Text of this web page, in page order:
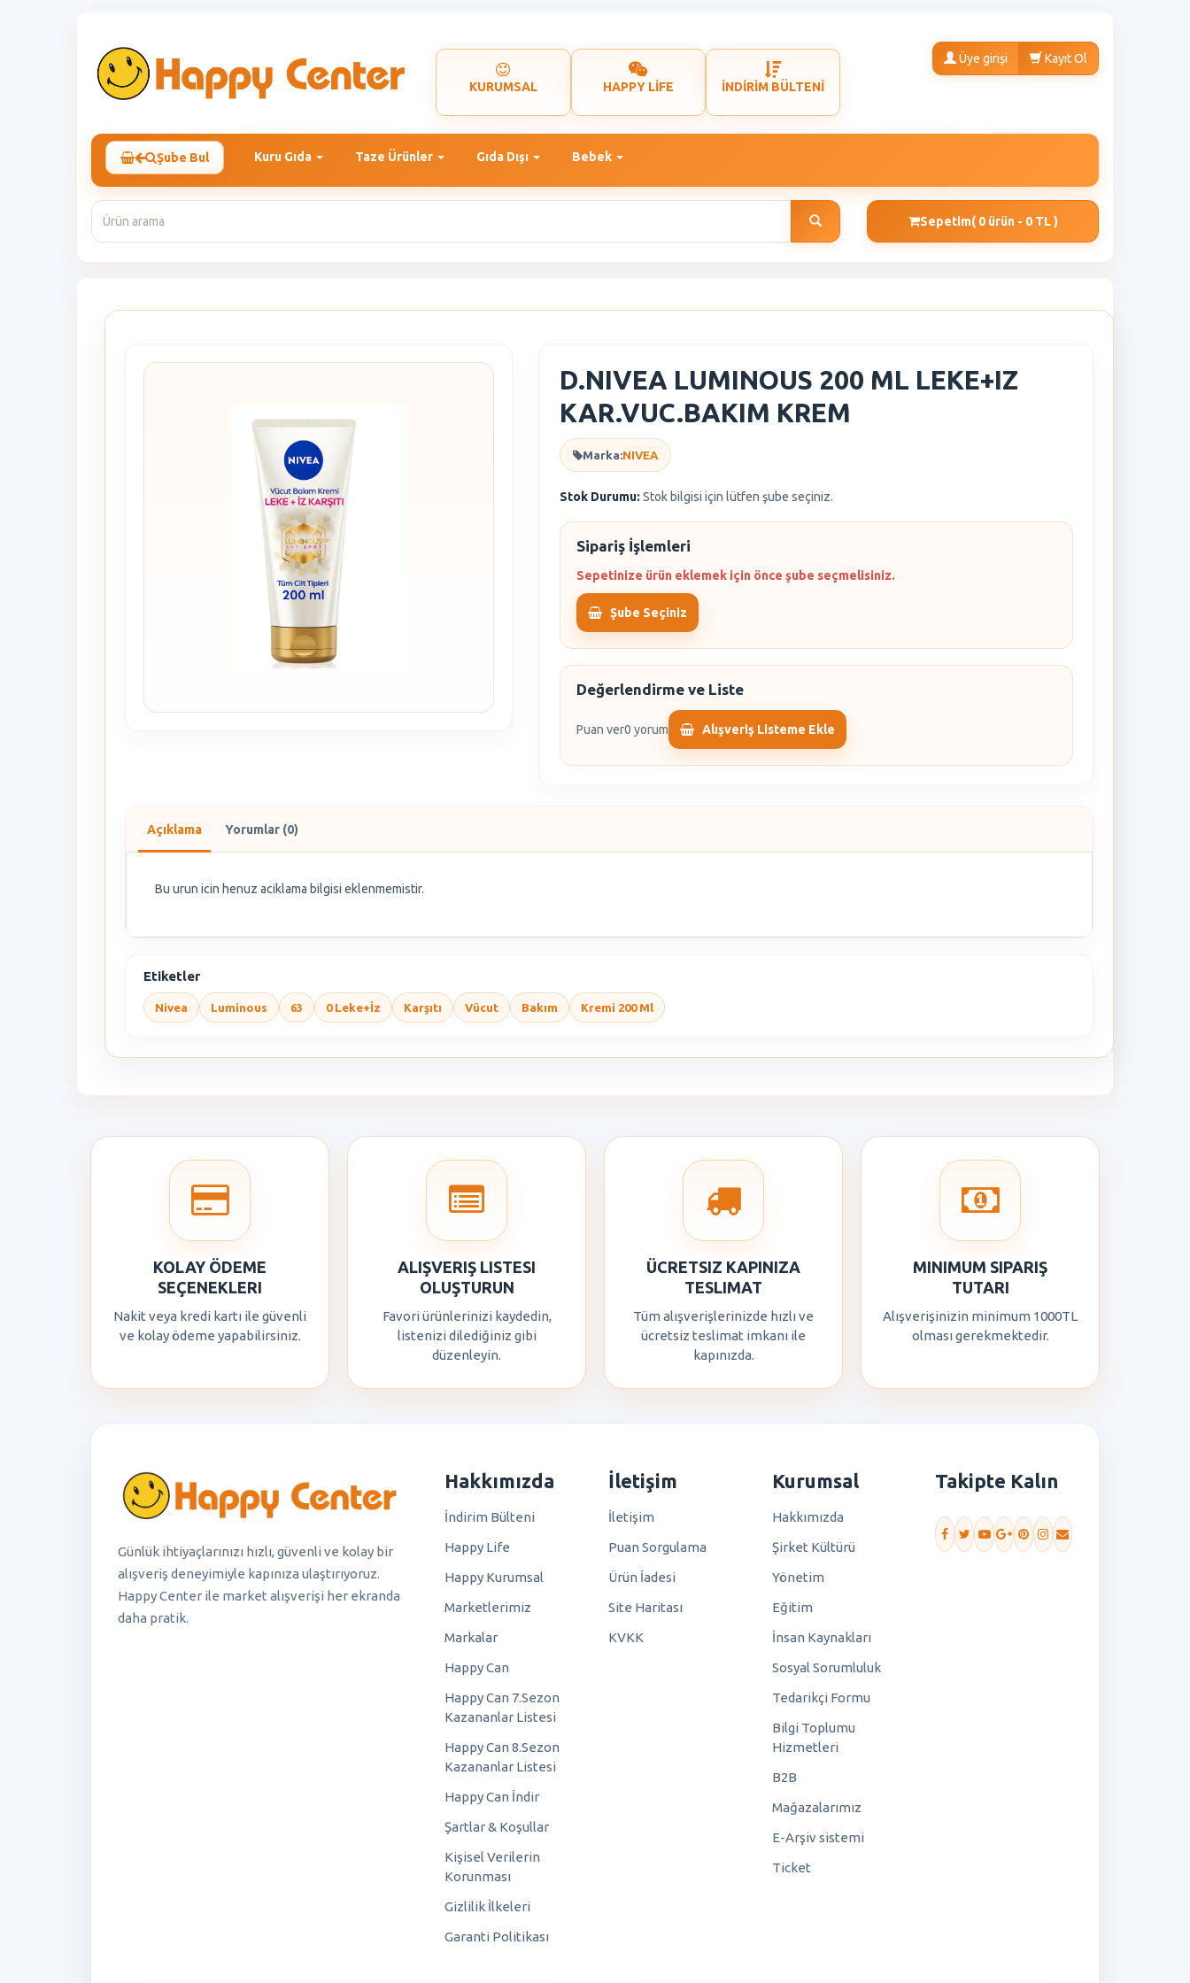
KURUMSAL HAPPY LİFE İNDİRİM BÜLTENİ
Üye girişi Kayıt Ol
Şube Bul Kuru Gıda Taze Ürünler Gıda Dışı Bebek
Sepetim( 0 ürün - 0 TL )
D.NIVEA LUMINOUS 200 ML LEKE+IZ
KAR.VUC.BAKIM KREM
Marka:NIVEA
Stok Durumu: Stok bilgisi için lütfen şube seçiniz.
Sipariş İşlemleri
Sepetinize ürün eklemek için önce şube seçmelisiniz.
Şube Seçiniz
Değerlendirme ve Liste
Puan ver0 yorum Alışveriş Listeme Ekle
Açıklama Yorumlar (0)
Bu urun icin henuz aciklama bilgisi eklenmemistir.
Etiketler
Nivea Luminous 63 0 Leke+İz Karşıtı Vücut Bakım Kremi 200 Ml
KOLAY ÖDEME
SEÇENEKLERI
Nakit veya kredi kartı ile güvenli
ve kolay ödeme yapabilirsiniz.
ALIŞVERIŞ LISTESI
OLUŞTURUN
Favori ürünlerinizi kaydedin,
listenizi dilediğiniz gibi
düzenleyin.
ÜCRETSIZ KAPINIZA
TESLIMAT
Tüm alışverişlerinizde hızlı ve
ücretsiz teslimat imkanı ile
kapınızda.
MINIMUM SIPARIŞ
TUTARI
Alışverişinizin minimum 1000TL
olması gerekmektedir.
Günlük ihtiyaçlarınızı hızlı, güvenli ve kolay bir
alışveriş deneyimiyle kapınıza ulaştırıyoruz.
Happy Center ile market alışverişi her ekranda
daha pratik.
Hakkımızda
İndirim Bülteni
Happy Life
Happy Kurumsal
Marketlerimiz
Markalar
Happy Can
Happy Can 7.Sezon
Kazananlar Listesi
Happy Can 8.Sezon
Kazananlar Listesi
Happy Can İndir
Şartlar & Koşullar
Kişisel Verilerin
Korunması
Gizlilik İlkeleri
Garanti Politikası
İletişim
İletişim
Puan Sorgulama
Ürün İadesi
Site Haritası
KVKK
Kurumsal
Hakkımızda
Şirket Kültürü
Yönetim
Eğitim
İnsan Kaynakları
Sosyal Sorumluluk
Tedarikçi Formu
Bilgi Toplumu
Hizmetleri
B2B
Mağazalarımız
E-Arşiv sistemi
Ticket
Takipte Kalın